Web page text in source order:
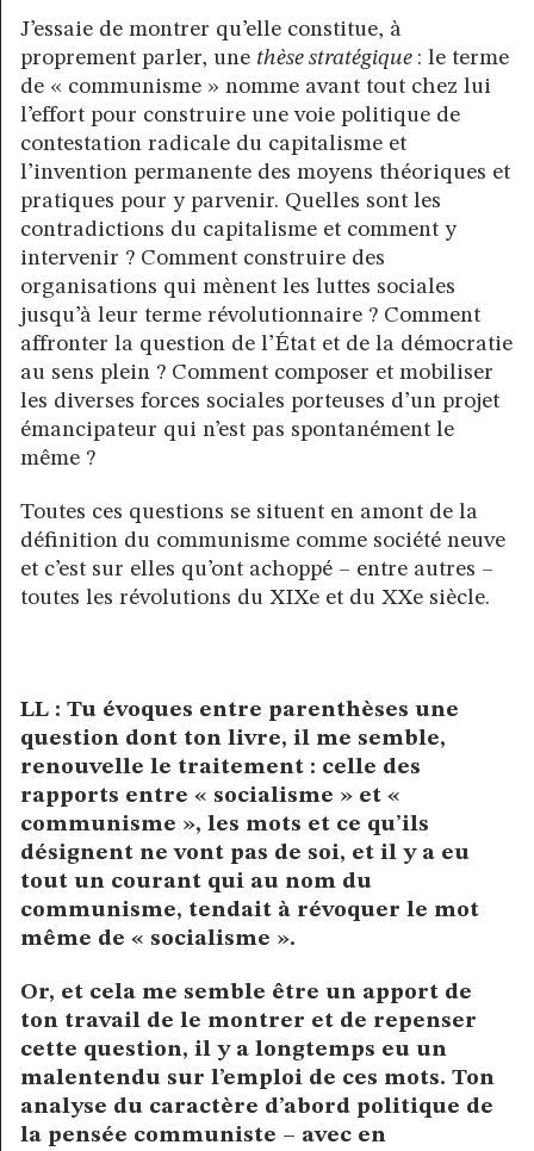
J’essaie de montrer qu’elle constitue, à
proprement parler, une thèse stratégique : le terme
de « communisme » nomme avant tout chez lui
l’effort pour construire une voie politique de
contestation radicale du capitalisme et
l’invention permanente des moyens théoriques et
pratiques pour y parvenir. Quelles sont les
contradictions du capitalisme et comment y
intervenir ? Comment construire des
organisations qui mènent les luttes sociales
jusqu’à leur terme révolutionnaire ? Comment
affronter la question de l’État et de la démocratie
au sens plein ? Comment composer et mobiliser
les diverses forces sociales porteuses d’un projet
émancipateur qui n’est pas spontanément le
même ?
Toutes ces questions se situent en amont de la
définition du communisme comme société neuve
et c’est sur elles qu’ont achoppé – entre autres –
toutes les révolutions du XIXe et du XXe siècle.
LL : Tu évoques entre parenthèses une
question dont ton livre, il me semble,
renouvelle le traitement : celle des
rapports entre « socialisme » et «
communisme », les mots et ce qu’ils
désignent ne vont pas de soi, et il y a eu
tout un courant qui au nom du
communisme, tendait à révoquer le mot
même de « socialisme ».
Or, et cela me semble être un apport de
ton travail de le montrer et de repenser
cette question, il y a longtemps eu un
malentendu sur l’emploi de ces mots. Ton
analyse du caractère d’abord politique de
la pensée communiste – avec en